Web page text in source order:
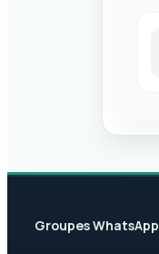
Groupes WhatsApp